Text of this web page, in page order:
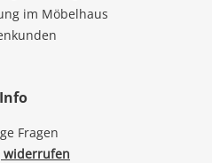
im Möbelhaus
Info
Fragen
widerrufen